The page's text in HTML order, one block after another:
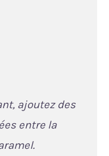
ajoutez des
entre la